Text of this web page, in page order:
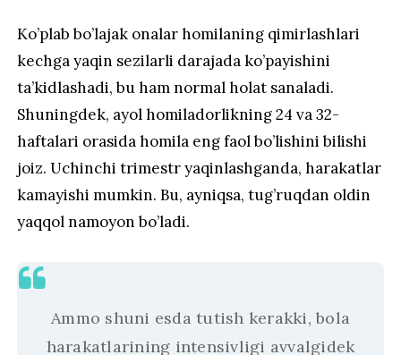
Ko’plab bo’lajak onalar homilaning qimirlashlari
kechga yaqin sezilarli darajada ko’payishini
ta’kidlashadi, bu ham normal holat sanaladi.
Shuningdek, ayol homiladorlikning 24 va 32-
haftalari orasida homila eng faol bo’lishini bilishi
joiz. Uchinchi trimestr yaqinlashganda, harakatlar
kamayishi mumkin. Bu, ayniqsa, tug’ruqdan oldin
yaqqol namoyon bo’ladi.
Ammo shuni esda tutish kerakki, bola
harakatlarining intensivligi avvalgidek